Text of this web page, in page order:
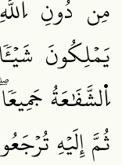
مِن دُونِ
يَمۡلِكُونَ
اِ۬لشَّفَٰعَةُ
ثُمَّ إِلَيۡهِ